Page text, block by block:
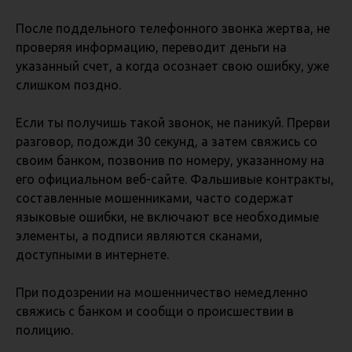
После поддельного телефонного звонка жертва, не
проверяя информацию, переводит деньги на
указанный счет, а когда осознает свою ошибку, уже
слишком поздно.
Если ты получишь такой звонок, не паникуй. Прерви
разговор, подожди 30 секунд, а затем свяжись со
своим банком, позвонив по номеру, указанному на
его официальном веб-сайте. Фальшивые контракты,
составленные мошенниками, часто содержат
языковые ошибки, не включают все необходимые
элементы, а подписи являются сканами,
доступными в интернете.
При подозрении на мошенничество немедленно
свяжись с банком и сообщи о происшествии в
полицию.